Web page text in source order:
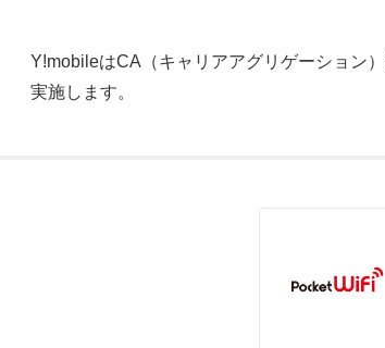
Y!mobileはCA（キャリアアグリゲーション
実施します。